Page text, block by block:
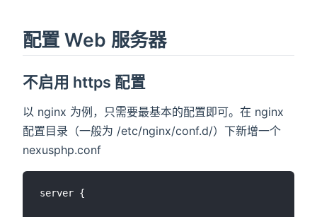
配置 Web 服务器
不启用 https 配置
以 nginx 为例，只需要最基本的配置即可。在 nginx
配置目录（一般为 /etc/nginx/conf.d/）下新增一个
nexusphp.conf
server {